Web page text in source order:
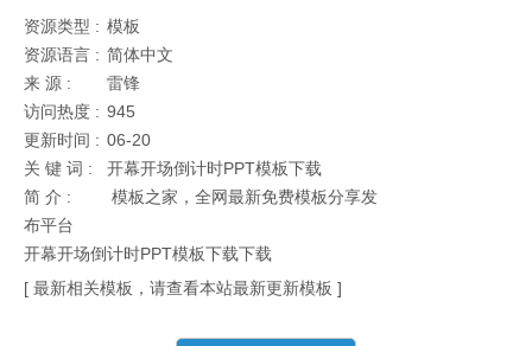
资源类型 : 模板
资源语言 : 简体中文
来 源 :
雷锋
访问热度 : 945
更新时间 : 06-20
关 键 词 :
开幕开场倒计时PPT模板下载
简 介 :
模板之家，全网最新免费模板分享发
布平台
开幕开场倒计时PPT模板下载下载
[ 最新相关模板，请查看本站最新更新模板 ]